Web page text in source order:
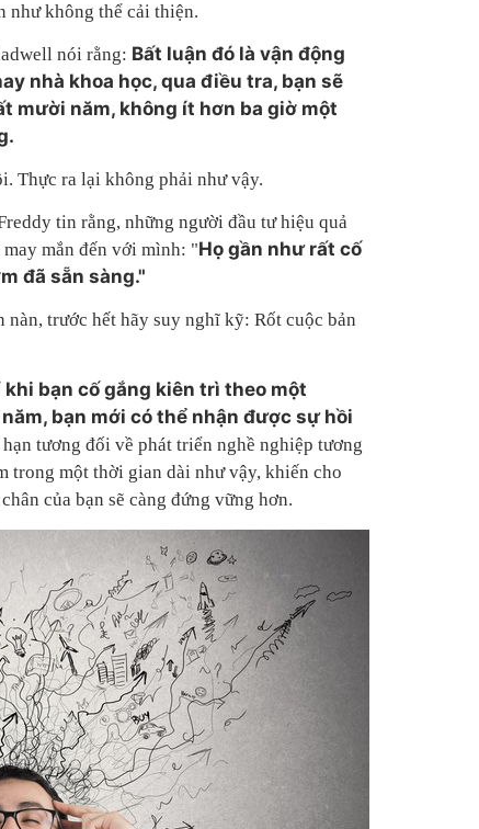
như không thể cải thiện.
nói rằng: Bất luận đó là vận động
nhà khoa học, qua điều tra, bạn sẽ
mười năm, không ít hơn ba giờ một
Thực ra lại không phải như vậy.
tin rằng, những người đầu tư hiệu quả
mắn đến với mình: "Họ gần như rất cố
đã sẵn sàng."
trước hết hãy suy nghĩ kỹ: Rốt cuộc bản
bạn cố gắng kiên trì theo một
bạn mới có thể nhận được sự hồi
tương đối về phát triển nghề nghiệp tương
một thời gian dài như vậy, khiến cho
của bạn sẽ càng đứng vững hơn.